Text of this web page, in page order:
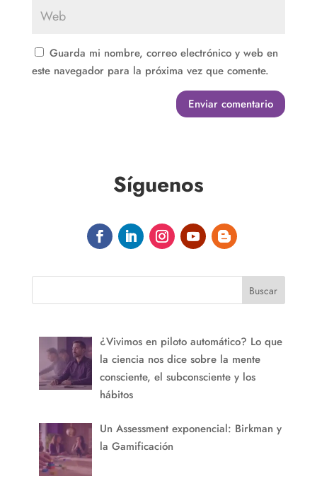
Guarda mi nombre, correo electrónico y web en
este navegador para la próxima vez que comente.
Enviar comentario
Síguenos
Buscar
¿Vivimos en piloto automático? Lo que
la ciencia nos dice sobre la mente
consciente, el subconsciente y los
hábitos
Un Assessment exponencial: Birkman y
la Gamificación